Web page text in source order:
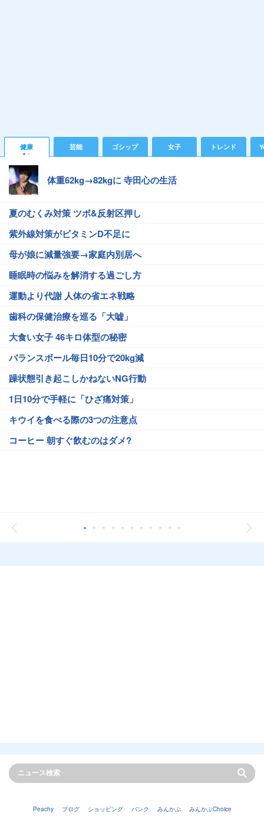
健康 芸能 ゴシップ 女子 トレンド
体重62kg→82kgに 寺田心の生活
夏のむくみ対策 ツボ&反射区押し
紫外線対策がビタミンD不足に
母が娘に減量強要→家庭内別居へ
睡眠時の悩みを解消する過ごし方
運動より代謝 人体の省エネ戦略
歯科の保健治療を巡る「大嘘」
大食い女子 46キロ体型の秘密
バランスボール毎日10分で20kg減
躁状態引き起こしかねないNG行動
1日10分で手軽に「ひざ痛対策」
キウイを食べる際の3つの注意点
コーヒー 朝すぐ飲むのはダメ?
Peachy ブログ ショッピング バンク みんかぶ みんかぶChoice